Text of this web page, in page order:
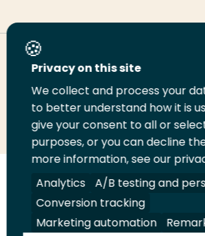
Deel deze pagina
Deel
LinkedIn
Deel
op
Twitter
Deel
op
Facebook
Email
deze
pagina
Print
deze
pagina
Volg
ons
op
Volg
ons
op
Volg
ons
op
Volg
ons
op
Juridisch Security A-Z Index
Privacy on this site
We collect and process your
to better understand how it is
give your consent to all or
purposes, or you can decline
more information, see our
Analytics
A/B testing and
Conversion tracking
Marketing automation